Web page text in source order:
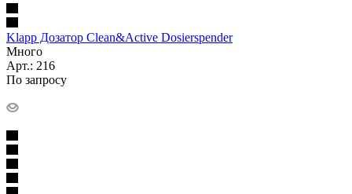
Klapp Дозатор Clean&Active Dosierspender
Много
Арт.: 216
По запросу